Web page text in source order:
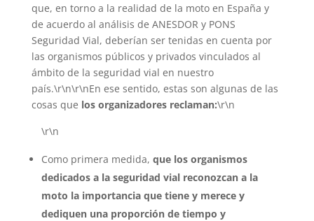
que, en torno a la realidad de la moto en España y
de acuerdo al análisis de ANESDOR y PONS
Seguridad Vial, deberían ser tenidas en cuenta por
las organismos públicos y privados vinculados al
ámbito de la seguridad vial en nuestro
país.\r\n\r\nEn ese sentido, estas son algunas de las
cosas que los organizadores reclaman:\r\n
\r\n
Como primera medida, que los organismos
dedicados a la seguridad vial reconozcan a la
moto la importancia que tiene y merece y
dediquen una proporción de tiempo y